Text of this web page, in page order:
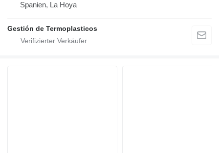
Spanien, La Hoya
Gestión de Termoplasticos